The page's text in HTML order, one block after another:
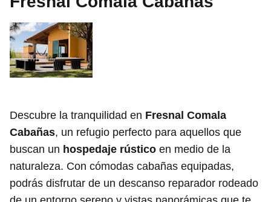
Descubre la tranquilidad en Fresnal Comala
Cabañas, un refugio perfecto para aquellos que
buscan un hospedaje rústico en medio de la
naturaleza. Con cómodas cabañas equipadas,
podrás disfrutar de un descanso reparador rodeado